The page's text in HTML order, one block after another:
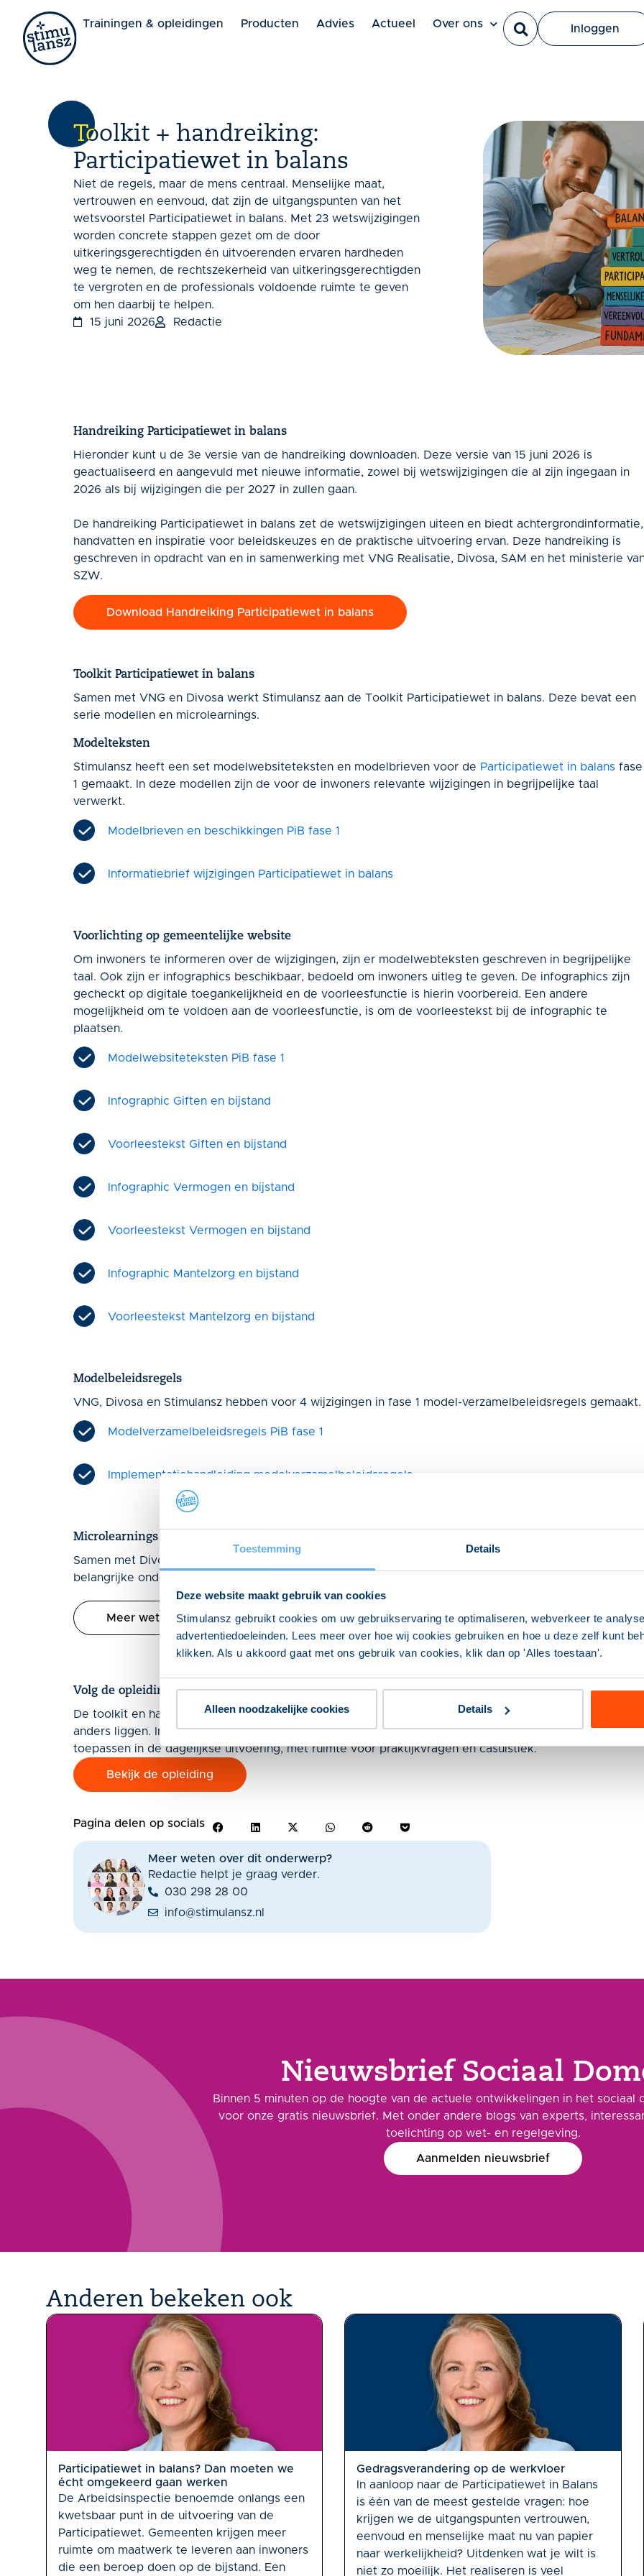
Toestemming Details
Deze website maakt gebruik van cookies
Stimulansz gebruikt cookies om uw gebruikservaring te optimaliseren, webverkeer te
advertentiedoeleinden. Lees meer over hoe wij cookies gebruiken en hoe u deze zelf kunt
klikken. Als u akkoord gaat met ons gebruik van cookies, klik dan op 'Alles toestaan'.
Alleen noodzakelijke cookies Details
Trainingen & opleidingen Producten Advies Actueel Over ons Inloggen
Toolkit + handreiking:
Participatiewet in balans
Niet de regels, maar de mens centraal. Menselijke maat,
vertrouwen en eenvoud, dat zijn de uitgangspunten van het
wetsvoorstel Participatiewet in balans. Met 23 wetswijzigingen
worden concrete stappen gezet om de door
uitkeringsgerechtigden én uitvoerenden ervaren hardheden
weg te nemen, de rechtszekerheid van uitkeringsgerechtigden
te vergroten en de professionals voldoende ruimte te geven
om hen daarbij te helpen.
15 juni 2026
Redactie
Handreiking Participatiewet in balans
Hieronder kunt u de 3e versie van de handreiking downloaden. Deze versie van 15 juni 2026 is
geactualiseerd en aangevuld met nieuwe informatie, zowel bij wetswijzigingen die al zijn ingegaan in
2026 als bij wijzigingen die per 2027 in zullen gaan.
De handreiking Participatiewet in balans zet de wetswijzigingen uiteen en biedt achtergrondinformatie,
handvatten en inspiratie voor beleidskeuzes en de praktische uitvoering ervan. Deze handreiking is
geschreven in opdracht van en in samenwerking met VNG Realisatie, Divosa, SAM en het ministerie
SZW.
Download Handreiking Participatiewet in balans
Toolkit Participatiewet in balans
Samen met VNG en Divosa werkt Stimulansz aan de Toolkit Participatiewet in balans. Deze bevat een
serie modellen en microlearnings.
Modelteksten
Stimulansz heeft een set modelwebsiteteksten en modelbrieven voor de Participatiewet in balans fase
1 gemaakt. In deze modellen zijn de voor de inwoners relevante wijzigingen in begrijpelijke taal
verwerkt.
Modelbrieven en beschikkingen PiB fase 1
Informatiebrief wijzigingen Participatiewet in balans
Voorlichting op gemeentelijke website
Om inwoners te informeren over de wijzigingen, zijn er modelwebteksten geschreven in begrijpelijke
taal. Ook zijn er infographics beschikbaar, bedoeld om inwoners uitleg te geven. De infographics zijn
gecheckt op digitale toegankelijkheid en de voorleesfunctie is hierin voorbereid. Een andere
mogelijkheid om te voldoen aan de voorleesfunctie, is om de voorleestekst bij de infographic te
plaatsen.
Modelwebsiteteksten PiB fase 1
Infographic Giften en bijstand
Voorleestekst Giften en bijstand
Infographic Vermogen en bijstand
Voorleestekst Vermogen en bijstand
Infographic Mantelzorg en bijstand
Voorleestekst Mantelzorg en bijstand
Modelbeleidsregels
VNG, Divosa en Stimulansz hebben voor 4 wijzigingen in fase 1 model-verzamelbeleidsregels gemaakt.
Modelverzamelbeleidsregels PiB fase 1
Implementatiehandleiding modelverzamelbeleidsregels
Microlearnings
Samen met Divosa zijn er 4 gratis microlearnings voor gemeentemedewerkers gemaakt over 4
belangrijke onderwerpen uit de Participatiewet in balans.
Meer weten over de Gratis microlearnings
Volg de opleiding Participatiewet in balans
De toolkit en handreiking helpen je op weg, maar in de praktijk komen er altijd casussen voorbij die
anders liggen. In de opleiding Consulent Participatiewet in balans leer je de 23 wetswijzigingen
toepassen in de dagelijkse uitvoering, met ruimte voor praktijkvragen en casuïstiek.
Bekijk de opleiding
Pagina delen op socials
Meer weten over dit onderwerp?
Redactie helpt je graag verder.
030 298 28 00
info@stimulansz.nl
Nieuwsbrief Sociaal
Binnen 5 minuten op de hoogte van de actuele ontwikkelingen in het sociaal
voor onze gratis nieuwsbrief. Met onder andere blogs van experts,
toelichting op wet- en regelgeving.
Aanmelden nieuwsbrief
Anderen bekeken ook
Participatiewet in balans? Dan moeten we
écht omgekeerd gaan werken
De Arbeidsinspectie benoemde onlangs een
kwetsbaar punt in de uitvoering van de
Participatiewet. Gemeenten krijgen meer
ruimte om maatwerk te leveren aan inwoners
die een beroep doen op de bijstand. Een
Gedragsverandering op de werkvloer
In aanloop naar de Participatiewet in Balans
is één van de meest gestelde vragen: hoe
krijgen we de uitgangspunten vertrouwen,
eenvoud en menselijke maat nu van papier
naar werkelijkheid? Uitdenken wat je wilt is
niet zo moeilijk. Het realiseren is veel